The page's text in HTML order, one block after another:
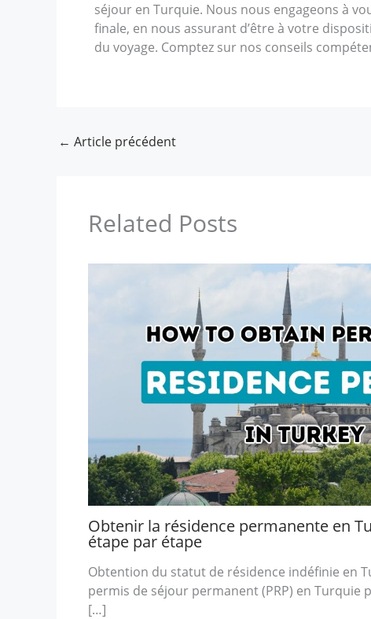
séjour en Turquie. Nous nous engageons à
finale, en nous assurant d’être à votre
du voyage. Comptez sur nos conseils
← Article précédent
Related Posts
Obtenir la résidence permanente en
étape par étape
Obtention du statut de résidence indéfinie en
permis de séjour permanent (PRP) en Turquie
[…]